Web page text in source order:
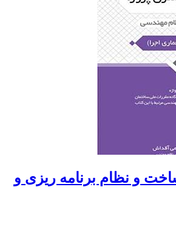
و نظام برنامه ریزی و